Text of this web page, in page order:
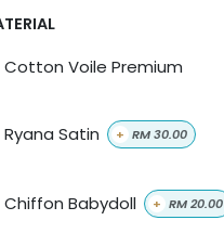
Cotton Voile Premium
Ryana Satin + RM30.00
Chiffon Babydoll + RM20.00